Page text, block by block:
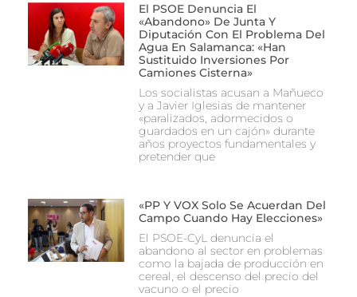
El PSOE Denuncia El
«abandono» De Junta Y
Diputación Con El Problema Del
Agua En Salamanca: «Han
Sustituido Inversiones Por
Camiones Cisterna»
Los socialistas acusan a Mañueco
y a Javier Iglesias de mantener
«paralizados, adormecidos o
guardados en un cajón» durante
años proyectos fundamentales y
pretender que
«PP Y VOX Solo Se Acuerdan Del
Campo Cuando Hay Elecciones»
El PSOE-CyL denuncia el
abandono al sector en problemas
como la bajada de producción en
cereal, el descenso del precio del
vacuno o el precio